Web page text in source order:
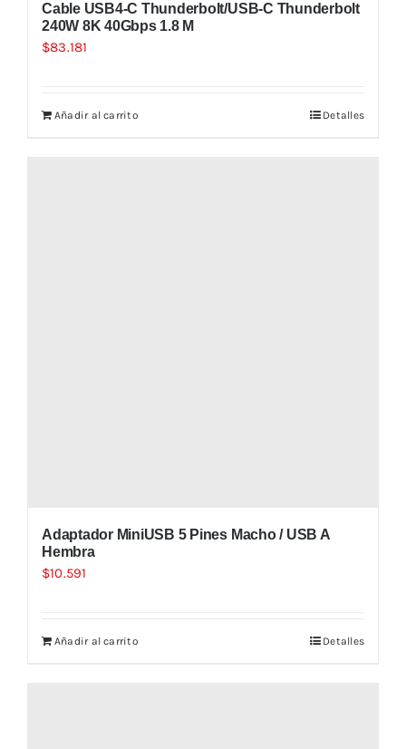
Cable USB4-C Thunderbolt/USB-C Thunderbolt
240W 8K 40Gbps 1.8 M
$83.181
Añadir al carrito Detalles
Adaptador MiniUSB 5 Pines Macho / USB A
Hembra
$10.591
Añadir al carrito Detalles